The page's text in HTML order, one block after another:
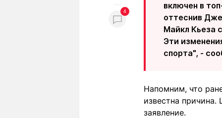
4
включен в
оттеснив
Майкл Кьеза
Эти
спорта", -
Напомним, что
известна
заявление.